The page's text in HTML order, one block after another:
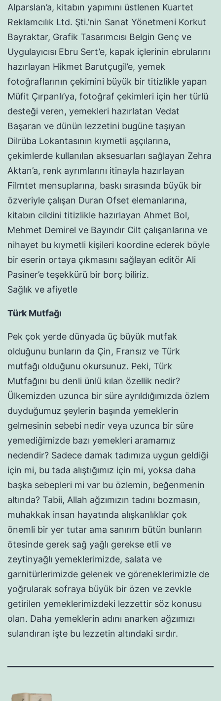
Alparslan’a, kitabın yapımını üstlenen Kuartet
Reklamcılık Ltd. Şti.’nin Sanat Yönetmeni Korkut
Bayraktar, Grafik Tasarımcısı Belgin Genç ve
Uygulayıcısı Ebru Sert’e, kapak içlerinin ebrularını
hazırlayan Hikmet Barutçugil’e, yemek
fotoğraflarının çekimini büyük bir titizlikle yapan
Müfit Çırpanlı’ya, fotoğraf çekimleri için her türlü
desteği veren, yemekleri hazırlatan Vedat
Başaran ve dünün lezzetini bugüne taşıyan
Dilrüba Lokantasının kıymetli aşçılarına,
çekimlerde kullanılan aksesuarları sağlayan Zehra
Aktan’a, renk ayrımlarını itinayla hazırlayan
Filmtet mensuplarına, baskı sırasında büyük bir
özveriyle çalışan Duran Ofset elemanlarına,
kitabın cildini titizlikle hazırlayan Ahmet Bol,
Mehmet Demirel ve Bayındır Cilt çalışanlarına ve
nihayet bu kıymetli kişileri koordine ederek böyle
bir eserin ortaya çıkmasını sağlayan editör Ali
Pasiner’e teşekkürü bir borç biliriz.
Sağlık ve afiyetle
Türk Mutfağı
Pek çok yerde dünyada üç büyük mutfak
olduğunu bunların da Çin, Fransız ve Türk
mutfağı olduğunu okursunuz. Peki, Türk
Mutfağını bu denli ünlü kılan özellik nedir?
Ülkemizden uzunca bir süre ayrıldığımızda özlem
duyduğumuz şeylerin başında yemeklerin
gelmesinin sebebi nedir veya uzunca bir süre
yemediğimizde bazı yemekleri aramamız
nedendir? Sadece damak tadımıza uygun geldiği
için mi, bu tada alıştığımız için mi, yoksa daha
başka sebepleri mi var bu özlemin, beğenmenin
altında? Tabii, Allah ağzımızın tadını bozmasın,
muhakkak insan hayatında alışkanlıklar çok
önemli bir yer tutar ama sanırım bütün bunların
ötesinde gerek sağ yağlı gerekse etli ve
zeytinyağlı yemeklerimizde, salata ve
garnitürlerimizde gelenek ve göreneklerimizle de
yoğrularak sofraya büyük bir özen ve zevkle
getirilen yemeklerimizdeki lezzettir söz konusu
olan. Daha yemeklerin adını anarken ağzımızı
sulandıran işte bu lezzetin altındaki sırdır.